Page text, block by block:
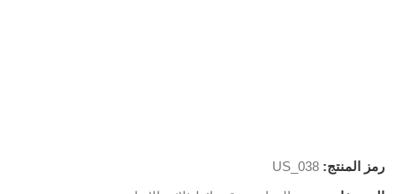
رمز المنتج:US_038